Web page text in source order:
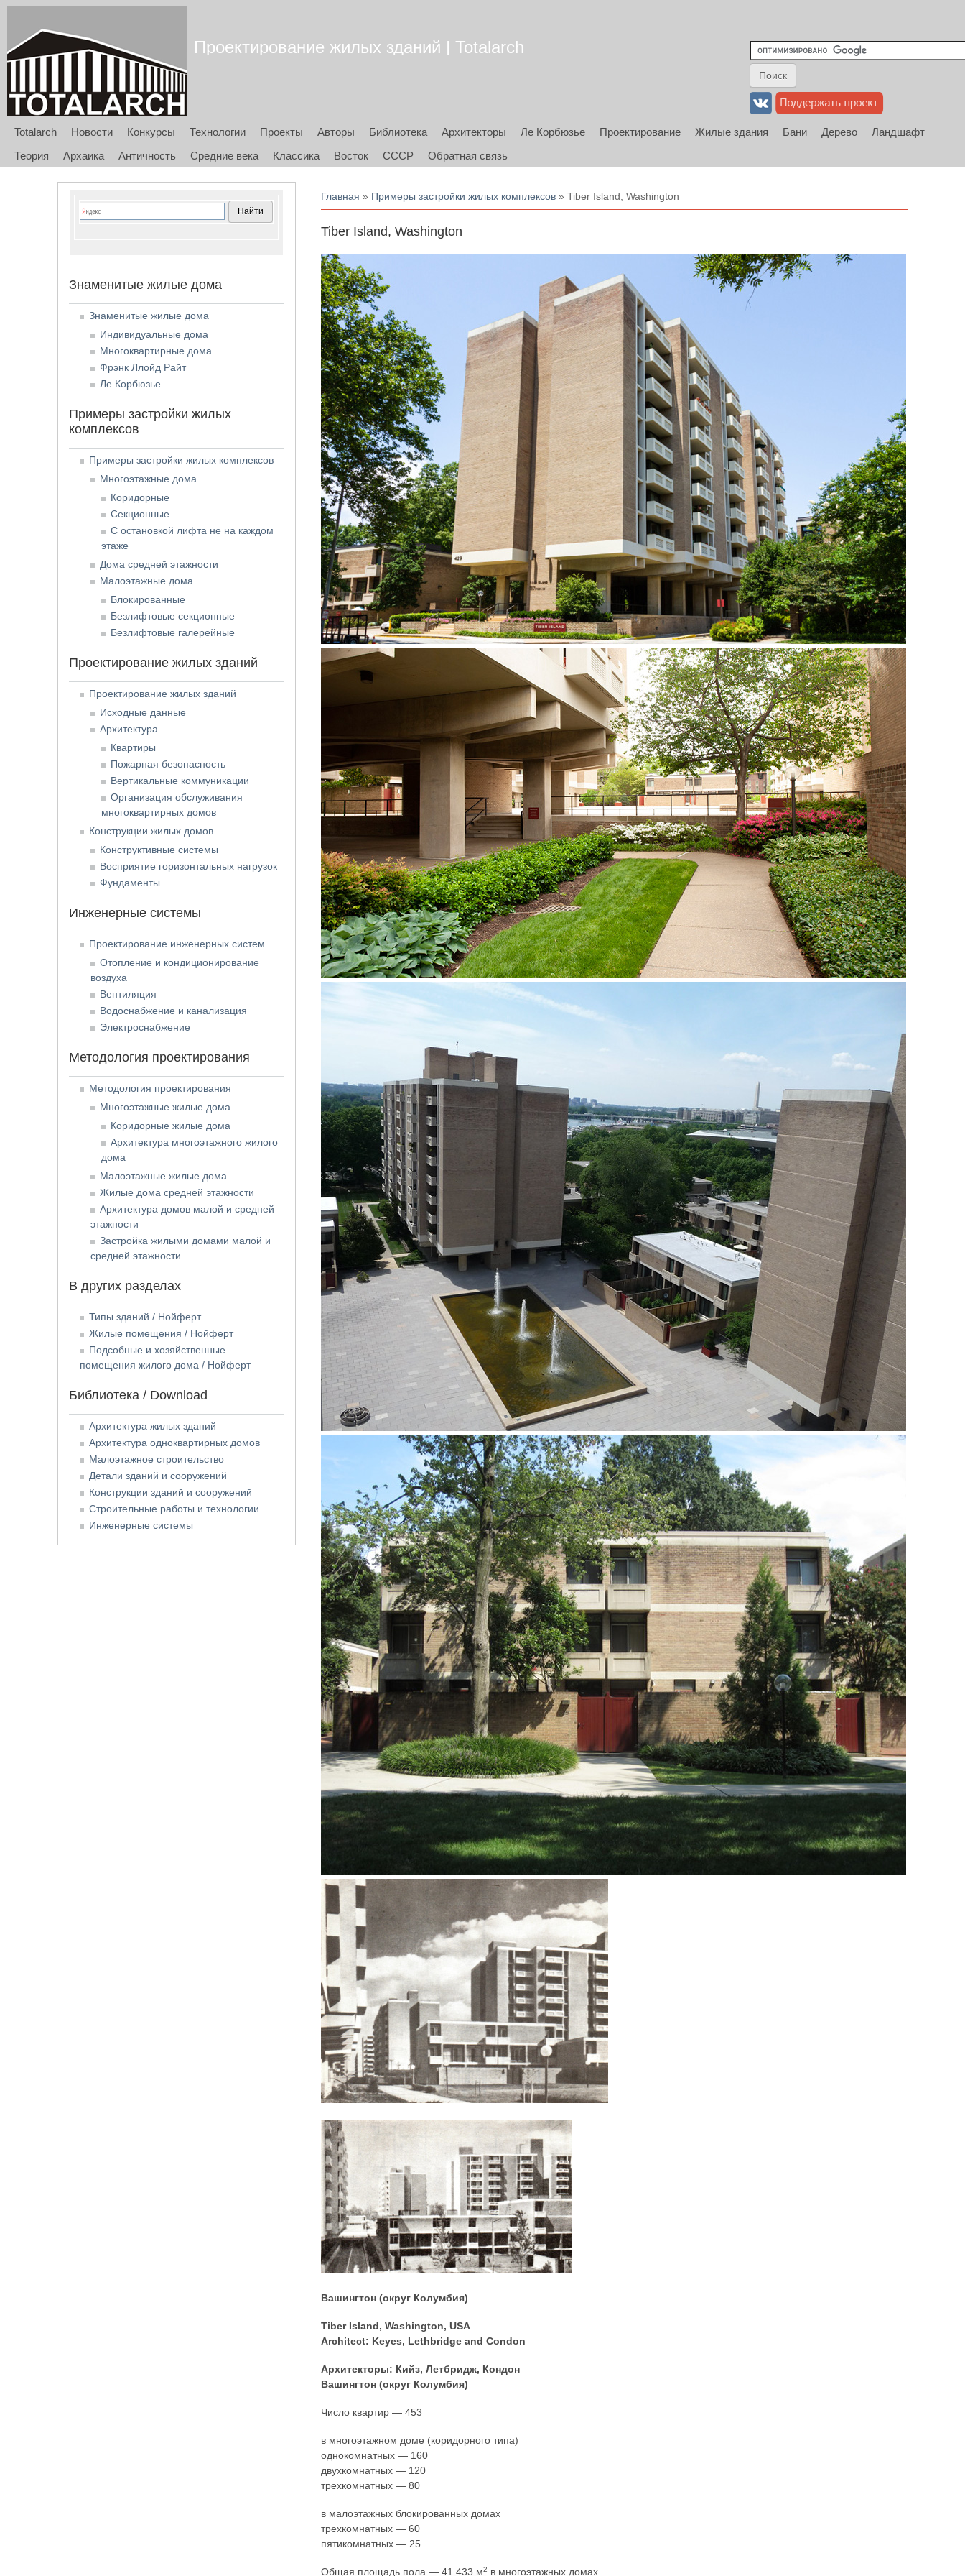
Проектирование жилых зданий | Totalarch
Totalarch Новости Конкурсы Технологии Проекты Авторы Библиотека Архитекторы Ле Корбюзье Проектирование Жилые здания Бани Дерево
Ландшафт
Теория
Архаика Античность Средние века Классика Восток СССР Обратная связь
Вы здесь
Главная » Примеры застройки жилых комплексов » Tiber Island, Washington
Tiber Island, Washington
Вашингтон (округ Колумбия)
Tiber Island, Washington, USA
Architect: Keyes, Lethbridge and Condon
Архитекторы: Кийз, Летбридж, Кондон
Вашингтон (округ Колумбия)
Число квартир — 453
в многоэтажном доме (коридорного типа)
однокомнатных — 160
двухкомнатных — 120
трехкомнатных — 80
в малоэтажных блокированных домах
трехкомнатных — 60
пятикомнатных — 25
Общая площадь пола — 41 433 м2 в многоэтажных домах
Знаменитые жилые дома
Знаменитые жилые дома
Индивидуальные дома
Многоквартирные дома
Фрэнк Ллойд Райт
Ле Корбюзье
Примеры застройки жилых
комплексов
Примеры застройки жилых комплексов
Многоэтажные дома
Коридорные
Секционные
С остановкой лифта не на каждом
этаже
Дома средней этажности
Малоэтажные дома
Блокированные
Безлифтовые секционные
Безлифтовые галерейные
Проектирование жилых зданий
Проектирование жилых зданий
Исходные данные
Архитектура
Квартиры
Пожарная безопасность
Вертикальные коммуникации
Организация обслуживания
многоквартирных домов
Конструкции жилых домов
Конструктивные системы
Восприятие горизонтальных нагрузок
Фундаменты
Инженерные системы
Проектирование инженерных систем
Отопление и кондиционирование
воздуха
Вентиляция
Водоснабжение и канализация
Электроснабжение
Методология проектирования
Методология проектирования
Многоэтажные жилые дома
Коридорные жилые дома
Архитектура многоэтажного жилого
дома
Малоэтажные жилые дома
Жилые дома средней этажности
Архитектура домов малой и средней
этажности
Застройка жилыми домами малой и
средней этажности
В других разделах
Типы зданий / Нойферт
Жилые помещения / Нойферт
Подсобные и хозяйственные
помещения жилого дома / Нойферт
Библиотека / Download
Архитектура жилых зданий
Архитектура одноквартирных домов
Малоэтажное строительство
Детали зданий и сооружений
Конструкции зданий и сооружений
Строительные работы и технологии
Инженерные системы